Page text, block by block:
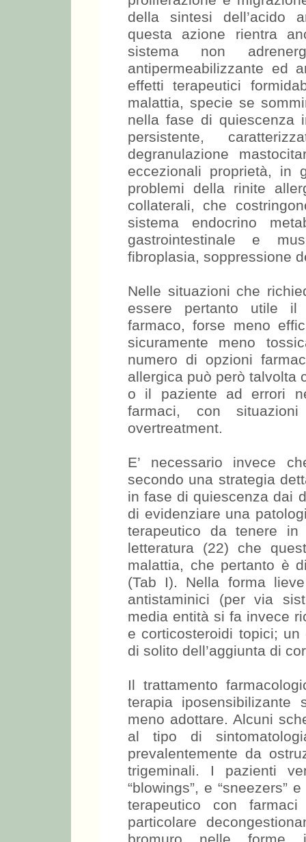
della sintesi dell’acido
questa azione rientra
sistema non
antipermeabilizzante ed
effetti terapeutici
malattia, specie se
nella fase di quiescenza
persistente,
degranulazione
eccezionali proprietà, in
problemi della rinite
collaterali, che
sistema endocrino
gastrointestinale e
fibroplasia, soppressione
Nelle situazioni che
essere pertanto utile il
farmaco, forse meno
sicuramente meno
numero di opzioni
allergica può però talvolta
o il paziente ad errori
farmaci, con
overtreatment.
E’ necessario invece
secondo una strategia
in fase di quiescenza dai
di evidenziare una
terapeutico da tenere
letteratura (22) che
malattia, che pertanto è
(Tab I). Nella forma
antistaminici (per via
media entità si fa invece
e corticosteroidi topici;
di solito dell’aggiunta di
Il trattamento
terapia
meno adottare. Alcuni
al tipo di
prevalentemente da
trigeminali. I pazienti
“blowings”, e “sneezers”
terapeutico con
particolare